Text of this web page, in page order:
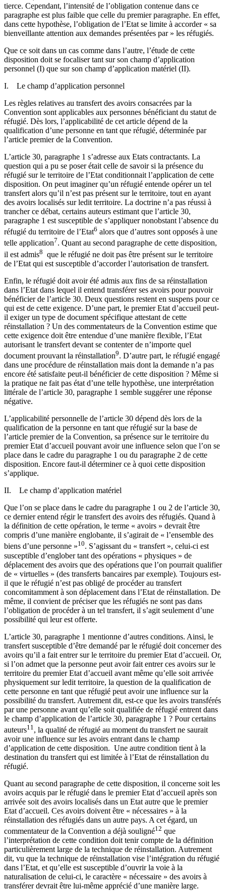
tierce. Cependant, l’intensité de l’obligation contenue dans ce
paragraphe est plus faible que celle du premier paragraphe. En effet,
dans cette hypothèse, l’obligation de l’Etat se limite à accorder « sa
bienveillante attention aux demandes présentées par » les réfugiés.
Que ce soit dans un cas comme dans l’autre, l’étude de cette
disposition doit se focaliser tant sur son champ d’application
personnel (I) que sur son champ d’application matériel (II).
I. Le champ d’application personnel
Les règles relatives au transfert des avoirs consacrées par la
Convention sont applicables aux personnes bénéficiant du statut de
réfugié. Dès lors, l’applicabilité de cet article dépend de la
qualification d’une personne en tant que réfugié, déterminée par
l’article premier de la Convention.
L’article 30, paragraphe 1 s’adresse aux Etats contractants. La
question qui a pu se poser était celle de savoir si la présence du
réfugié sur le territoire de l’Etat conditionnait l’application de cette
disposition. On peut imaginer qu’un réfugié entende opérer un tel
transfert alors qu’il n’est pas présent sur le territoire, tout en ayant
des avoirs localisés sur ledit territoire. La doctrine n’a pas réussi à
trancher ce débat, certains auteurs estimant que l’article 30,
paragraphe 1 est susceptible de s’appliquer nonobstant l’absence du
réfugié du territoire de l’Etat6 alors que d’autres sont opposés à une
telle application7. Quant au second paragraphe de cette disposition,
il est admis8 que le réfugié ne doit pas être présent sur le territoire
de l’Etat qui est susceptible d’accorder l’autorisation de transfert.
Enfin, le réfugié doit avoir été admis aux fins de sa réinstallation
dans l’Etat dans lequel il entend transférer ses avoirs pour pouvoir
bénéficier de l’article 30. Deux questions restent en suspens pour ce
qui est de cette exigence. D’une part, le premier Etat d’accueil peut-
il exiger un type de document spécifique attestant de cette
réinstallation ? Un des commentateurs de la Convention estime que
cette exigence doit être entendue d’une manière flexible, l’Etat
autorisant le transfert devant se contenter de n’importe quel
document prouvant la réinstallation9. D’autre part, le réfugié engagé
dans une procédure de réinstallation mais dont la demande n’a pas
encore été satisfaite peut-il bénéficier de cette disposition ? Même si
la pratique ne fait pas état d’une telle hypothèse, une interprétation
littérale de l’article 30, paragraphe 1 semble suggérer une réponse
négative.
L’applicabilité personnelle de l’article 30 dépend dès lors de la
qualification de la personne en tant que réfugié sur la base de
l’article premier de la Convention, sa présence sur le territoire du
premier Etat d’accueil pouvant avoir une influence selon que l’on se
place dans le cadre du paragraphe 1 ou du paragraphe 2 de cette
disposition. Encore faut-il déterminer ce à quoi cette disposition
s’applique.
II. Le champ d’application matériel
Que l’on se place dans le cadre du paragraphe 1 ou 2 de l’article 30,
ce dernier entend régir le transfert des avoirs des réfugiés. Quand à
la définition de cette opération, le terme « avoirs » devrait être
compris d’une manière englobante, il s’agirait de « l’ensemble des
biens d’une personne »10. S’agissant du « transfert », celui-ci est
susceptible d’englober tant des opérations « physiques » de
déplacement des avoirs que des opérations que l’on pourrait qualifier
de « virtuelles » (des transferts bancaires par exemple). Toujours est-
il que le réfugié n’est pas obligé de procéder au transfert
concomitamment à son déplacement dans l’Etat de réinstallation. De
même, il convient de préciser que les réfugiés ne sont pas dans
l’obligation de procéder à un tel transfert, il s’agit seulement d’une
possibilité qui leur est offerte.
L’article 30, paragraphe 1 mentionne d’autres conditions. Ainsi, le
transfert susceptible d’être demandé par le réfugié doit concerner des
avoirs qu’il a fait entrer sur le territoire du premier Etat d’accueil. Or,
si l’on admet que la personne peut avoir fait entrer ces avoirs sur le
territoire du premier Etat d’accueil avant même qu’elle soit arrivée
physiquement sur ledit territoire, la question de la qualification de
cette personne en tant que réfugié peut avoir une influence sur la
possibilité du transfert. Autrement dit, est-ce que les avoirs transférés
par une personne avant qu’elle soit qualifiée de réfugié entrent dans
le champ d’application de l’article 30, paragraphe 1 ? Pour certains
auteurs11 , la qualité de réfugié au moment du transfert ne saurait
avoir une influence sur les avoirs entrant dans le champ
d’application de cette disposition. Une autre condition tient à la
destination du transfert qui est limitée à l’Etat de réinstallation du
réfugié.
Quant au second paragraphe de cette disposition, il concerne soit les
avoirs acquis par le réfugié dans le premier Etat d’accueil après son
arrivée soit des avoirs localisés dans un Etat autre que le premier
Etat d’accueil. Ces avoirs doivent être « nécessaires » à la
réinstallation des réfugiés dans un autre pays. A cet égard, un
commentateur de la Convention a déjà souligné12 que
l’interprétation de cette condition doit tenir compte de la définition
particulièrement large de la technique de réinstallation. Autrement
dit, vu que la technique de réinstallation vise l’intégration du réfugié
dans l’Etat, et qu’elle est susceptible d’ouvrir la voie à la
naturalisation de celui-ci, le caractère « nécessaire » des avoirs à
transférer devrait être lui-même apprécié d’une manière large.